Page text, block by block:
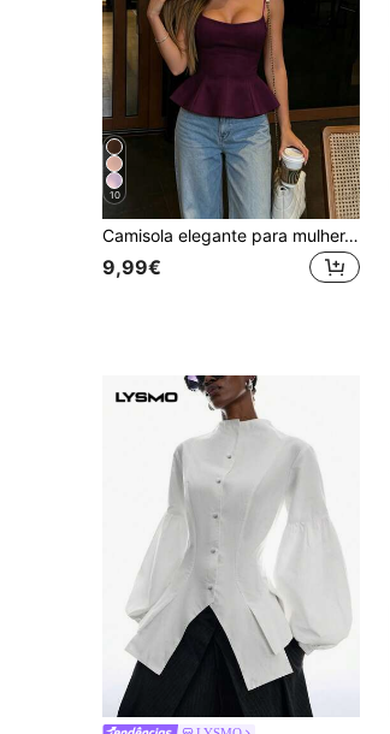
10
Camisola elegante para mulher, alças finas, design curto, bainha evasê, escolha ideal para moda casual de verão
9,99€